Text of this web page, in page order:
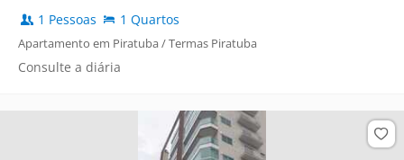
1 Pessoas 1 Quartos
Apartamento em Piratuba / Termas Piratuba
Consulte a diária